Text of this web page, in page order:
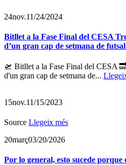
24nov.11/24/2024
Bitllet a la Fase Final del CESA
d’un gran cap de setmana de
🛫 Bitllet a la Fase Final del CESA
d'un gran cap de setmana de...
15nov.11/15/2023
Source Llegeix més
20març03/20/2026
Por lo general, esto sucede